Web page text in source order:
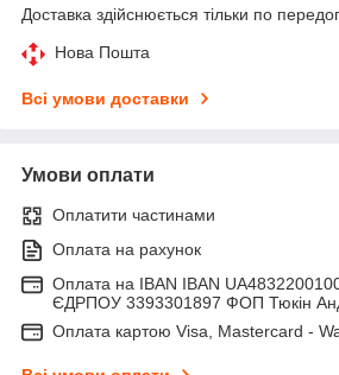
Доставка здійснюється тільки по
Нова Пошта
Всі умови доставки
Умови оплати
Оплатити частинами
Оплата на рахунок
Оплата на IBAN IBAN
ЄДРПОУ 3393301897 ФОП Тюкін
Оплата картою Visa, Mastercard -